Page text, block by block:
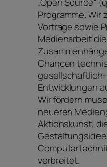
Programme. Wir
Vorträge sowie
Medienarbeit die
Chancen
Entwicklungen
Wir fördern
neueren
Aktionskunst,
verbreitet.